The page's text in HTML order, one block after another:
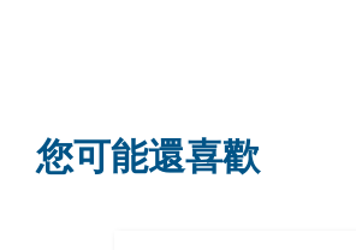
您可能還喜歡